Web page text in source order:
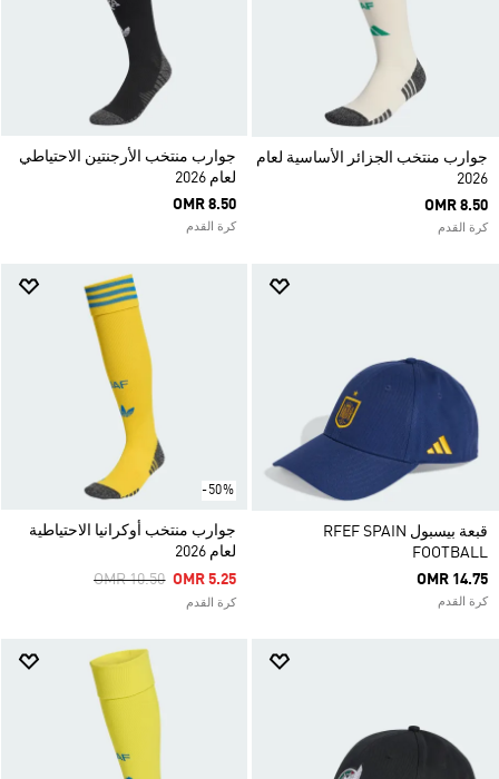
جوارب منتخب الجزائر الأساسية لعام
2026
OMR 8.50
كرة القدم
جوارب منتخب الأرجنتين الاحتياطي
لعام 2026
OMR 8.50
كرة القدم
قبعة بيسبول RFEF SPAIN
FOOTBALL
OMR 14.75
كرة القدم
-50%
جوارب منتخب أوكرانيا الاحتياطية
لعام 2026
Price Reduced From
OMR 10.50ToOMR 5.25
كرة القدم